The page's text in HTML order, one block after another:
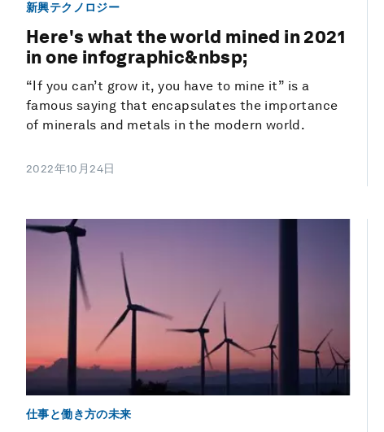
新興テクノロジー
Here's what the world mined in 2021
in one infographic&nbsp;
“If you can’t grow it, you have to mine it” is a
famous saying that encapsulates the importance
of minerals and metals in the modern world.
2022年10月24日
仕事と働き方の未来